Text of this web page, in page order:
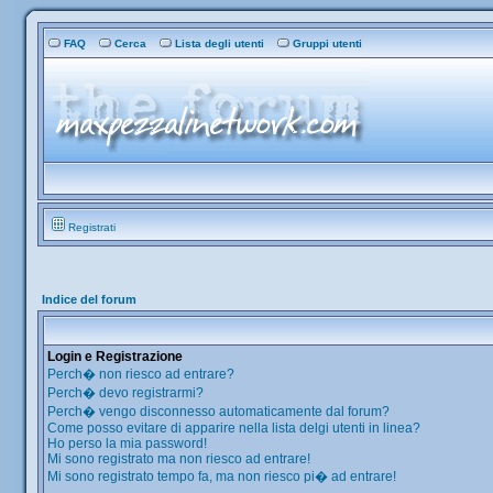
FAQ Cerca Lista degli utenti Gruppi utenti
Registrati
Indice del forum
Login e Registrazione
Perch� non riesco ad entrare?
Perch� devo registrarmi?
Perch� vengo disconnesso automaticamente dal forum?
Come posso evitare di apparire nella lista delgi utenti in linea?
Ho perso la mia password!
Mi sono registrato ma non riesco ad entrare!
Mi sono registrato tempo fa, ma non riesco pi� ad entrare!